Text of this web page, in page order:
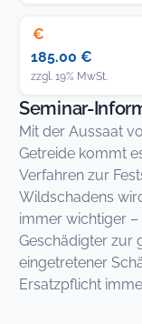
€
185.00 €
zzgl. 19% MwSt.
Seminar-
Mit der Aussaat
Getreide kommt
Verfahren zur
Wildschadens
immer wichtiger
Geschädigter zur
eingetretener
Ersatzpflicht